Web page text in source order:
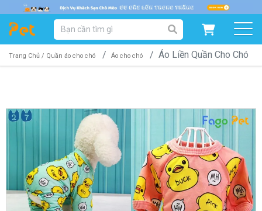
DANH MỤC SẢN PHẨM
SẢN PHẨM DÀNH CHO MÈO SẢN PHẨM DÀNH CHO CHÓ
Trang Chủ / Quần áo cho chó Áo cho chó Áo Liền Quần Cho Chó